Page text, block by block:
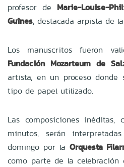
profesor de Marie-Louise-
Guînes, destacada arpista de
Los manuscritos fueron
Fundación Mozarteum de
artista, en un proceso
tipo de papel utilizado.
Las composiciones
minutos, serán
domingo por la Orquesta
como parte de la celebración